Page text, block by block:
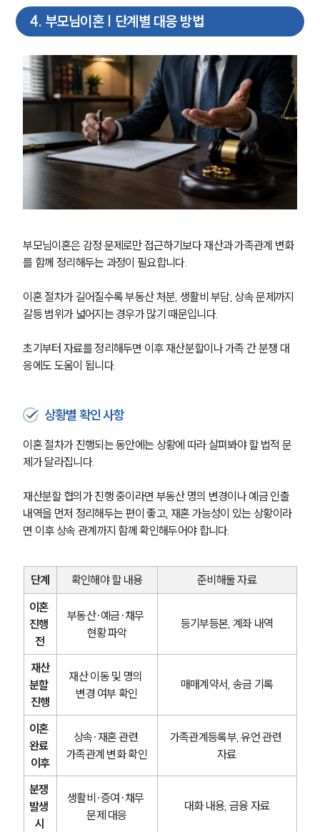
4. 부모님이혼 | 단계별 대응 방법
부모님이혼은 감정 문제로만 접근하기보다 재산과 가족관계 변화
를 함께 정리해두는 과정이 필요합니다.
이혼 절차가 길어질수록 부동산 처분, 생활비 부담, 상속 문제까지
갈등 범위가 넓어지는 경우가 많기 때문입니다.
초기부터 자료를 정리해두면 이후 재산분할이나 가족 간 분쟁 대
응에도 도움이 됩니다.
상황별 확인 사항
이혼 절차가 진행되는 동안에는 상황에 따라 살펴봐야 할 법적 문
제가 달라집니다.
재산분할 협의가 진행 중이라면 부동산 명의 변경이나 예금 인출
내역을 먼저 정리해두는 편이 좋고, 재혼 가능성이 있는 상황이라
면 이후 상속 관계까지 함께 확인해두어야 합니다.
단계 확인해야 할 내용
준비해둘 자료
이혼
진행
전
부동산·예금·채무
현황 파악
등기부등본, 계좌 내역
재산
분할
진행
재산 이동 및 명의
변경 여부 확인
매매계약서, 송금 기록
이혼
완료
이후
상속·재혼 관련
가족관계 변화 확인
가족관계등록부, 유언 관련
자료
분쟁
발생
시
생활비·증여·채무
문제 대응
대화 내용, 금융 자료